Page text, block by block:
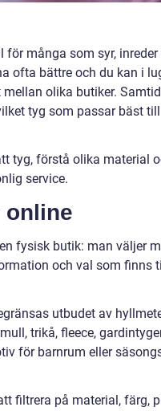
många som syr,
ofta bättre och du kan i
olika butiker.
tyg som passar bäst
tyg, förstå olika material
service.
online
fysisk butik: man väljer
och val som finns
utbudet av
trikå, fleece,
för barnrum eller
filtrera på material, färg,